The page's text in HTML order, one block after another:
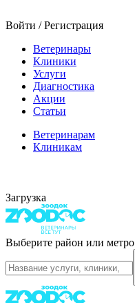
Войти / Регистрация
Ветеринары
Клиники
Услуги
Диагностика
Акции
Статьи
Ветеринарам
Клиникам
Загрузка
Выберите район или метро